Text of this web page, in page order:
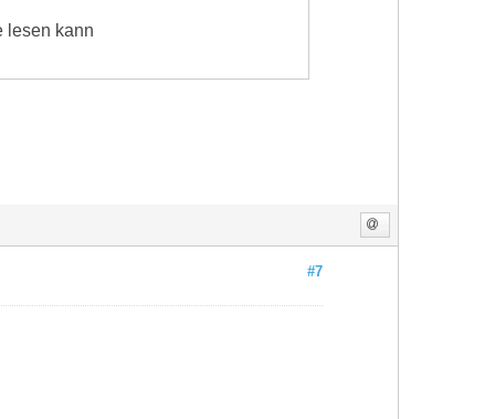
lesen kann
#7